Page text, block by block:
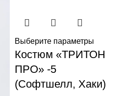
Выберите параметры
Костюм «ТРИТОН
ПРО» -5
(Софтшелл, Хаки)